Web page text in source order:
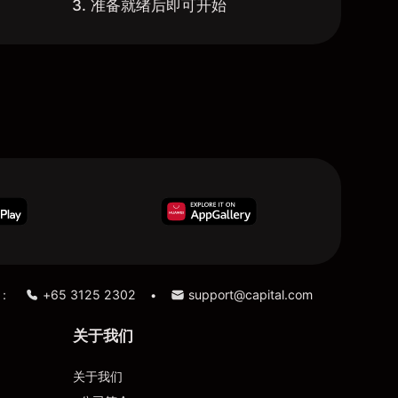
3. 准备就绪后即可开始
+65 3125 2302 • support@capital.com
关于我们
关于我们